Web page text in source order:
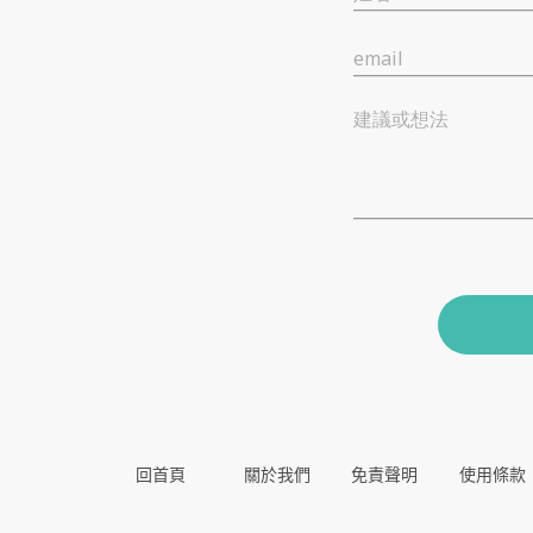
email
建議或想法
回首頁 關於我們 免責聲明 使用條款